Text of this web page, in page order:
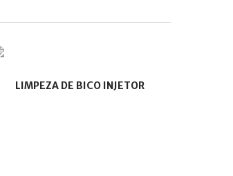
LIMPEZA DE BICO INJETOR